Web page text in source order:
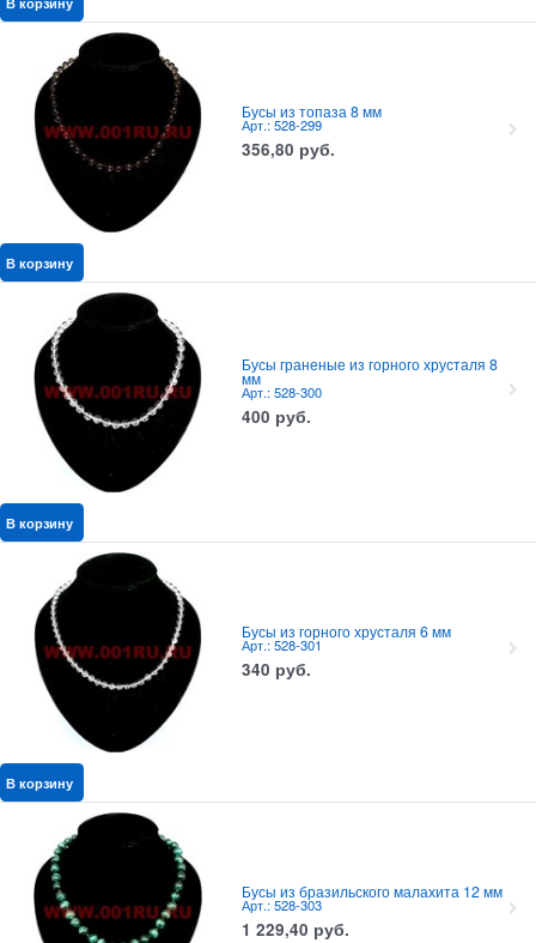
Бусы из топаза 8 мм
Арт.: 528-299
356,80 руб.
В корзину
Бусы граненые из горного хрусталя 8
мм
Арт.: 528-300
400 руб.
В корзину
Бусы из горного хрусталя 6 мм
Арт.: 528-301
340 руб.
В корзину
Бусы из бразильского малахита 12 мм
Арт.: 528-303
1 229,40 руб.